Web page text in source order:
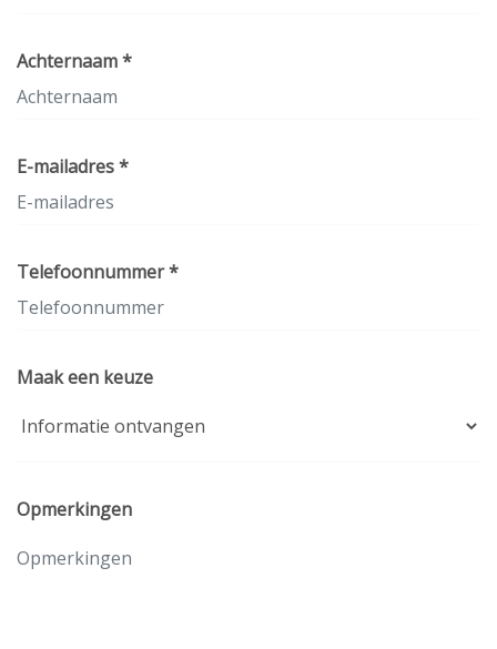
Achternaam *
E-mailadres *
Telefoonnummer *
Maak een keuze
Opmerkingen